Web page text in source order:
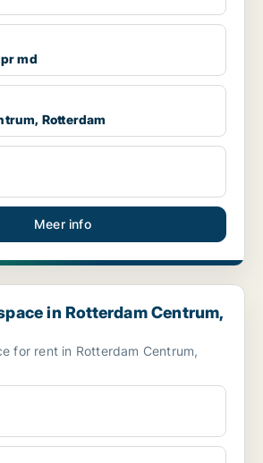
pr md
Rotterdam
Meer info
Rotterdam Centrum, Rotterdam
in Rotterdam Centrum,
for rent in Rotterdam Centrum,